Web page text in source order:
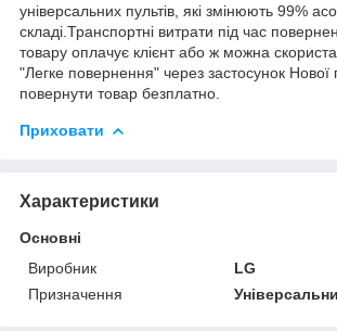
універсальних пультів, які змінюють 99%
складі.Транспортні витрати під час
товару оплачує клієнт або ж можна
"Легке повернення" через застосунок Нової
повернути товар безплатно.
Приховати
Характеристики
Основні
Виробник
LG
Призначення